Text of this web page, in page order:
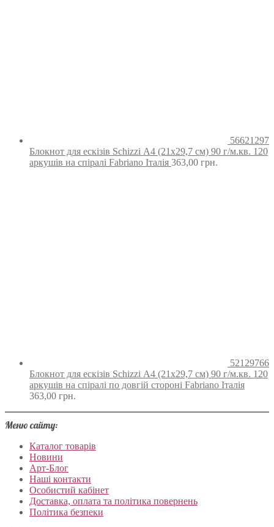
56621297
Блокнот для ескізів Schizzi А4 (21х29,7 см) 90 г/м.кв. 120
аркушів на спіралі Fabriano Італія 363,00 грн.
52129766
Блокнот для ескізів Schizzi А4 (21х29,7 см) 90 г/м.кв. 120
аркушів на спіралі по довгій стороні Fabriano Італія
363,00 грн.
Меню сайту:
Каталог товарів
Новини
Арт-Блог
Наші контакти
Особистий кабінет
Доставка, оплата та політика повернень
Політика безпеки